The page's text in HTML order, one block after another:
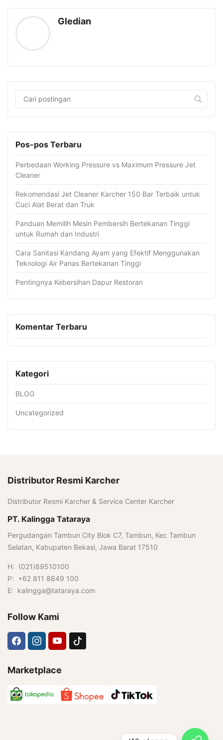
Gledian
Pos-pos Terbaru
Perbedaan Working Pressure vs Maximum Pressure Jet
Cleaner
Rekomendasi Jet Cleaner Karcher 150 Bar Terbaik untuk
Cuci Alat Berat dan Truk
Panduan Memilih Mesin Pembersih Bertekanan Tinggi
untuk Rumah dan Industri
Cara Sanitasi Kandang Ayam yang Efektif Menggunakan
Teknologi Air Panas Bertekanan Tinggi
Pentingnya Kebersihan Dapur Restoran
Komentar Terbaru
Kategori
BLOG
Uncategorized
Distributor Resmi Karcher
Distributor Resmi Karcher & Service Center Karcher
PT. Kalingga Tataraya
Pergudangan Tambun City Blok C7, Tambun, Kec Tambun
Selatan, Kabupaten Bekasi, Jawa Barat 17510
H: (021)89510100
P: +62 811 8849 100
E: kalingga@tataraya.com
Follow Kami
Marketplace